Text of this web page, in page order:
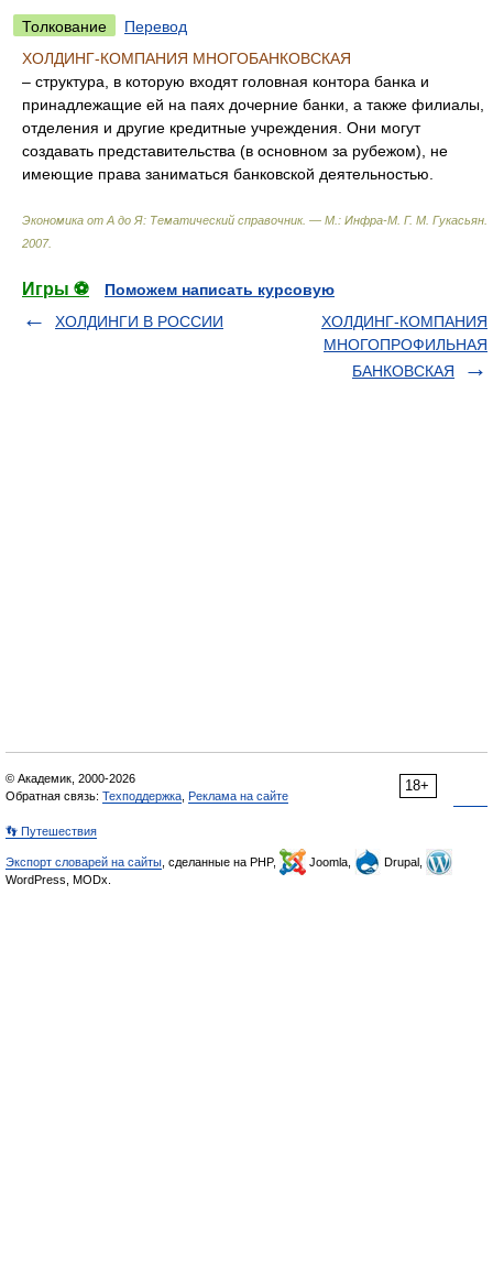
Толкование
Перевод
ХОЛДИНГ-КОМПАНИЯ МНОГОБАНКОВСКАЯ
– структура, в которую входят головная контора банка и
принадлежащие ей на паях дочерние банки, а также филиалы,
отделения и другие кредитные учреждения. Они могут
создавать представительства (в основном за рубежом), не
имеющие права заниматься банковской деятельностью.
Экономика от А до Я: Тематический справочник. — М.: Инфра-М Г. М. Гукасьян
2007.
Игры ⚽
Поможем написать курсовую
ХОЛДИНГИ В РОССИИ
ХОЛДИНГ-КОМПАНИЯ
МНОГОПРОФИЛЬНАЯ
БАНКОВСКАЯ
18+
© Академик, 2000-2026
Обратная связь: Техподдержка Реклама на сайте
👣 Путешествия
Экспорт словарей на сайты , сделанные на PHP, Joomla,
Drupal,
WordPress, MODx.